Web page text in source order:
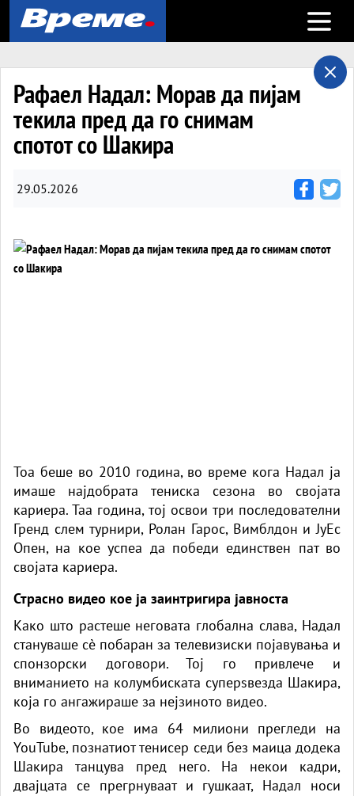
Open
Рафаел Надал: Морав да пијам
текила пред да го снимам
спотот со Шакира
29.05.2026
Тоа беше во 2010 година, во време кога Надал ја
имаше најдобрата тениска сезона во својата
кариера. Таа година, тој освои три последователни
Гренд слем турнири, Ролан Гарос, Вимблдон и ЈуЕс
Опен, на кое успеа да победи единствен пат во
својата кариера.
Страсно видео кое ја заинтригира јавноста
Како што растеше неговата глобална слава, Надал
стануваше сè побаран за телевизиски појавувања и
спонзорски договори. Тој го привлече и
вниманието на колумбиската суперѕвезда Шакира,
која го ангажираше за нејзиното видео.
Во видеото, кое има 64 милиони прегледи на
YouTube, познатиот тенисер седи без маица додека
Шакира танцува пред него. На некои кадри,
двајцата се прегрнуваат и гушкаат, Надал носи